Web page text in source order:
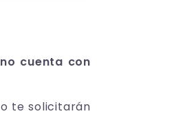
no cuenta con
te solicitarán